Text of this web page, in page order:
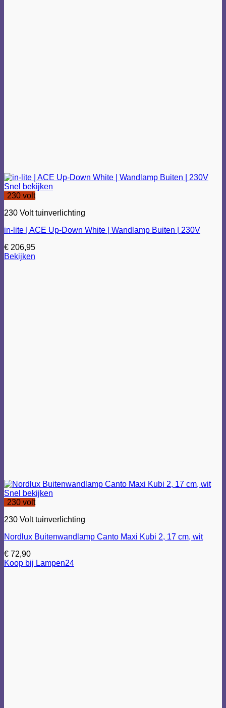
Snel bekijken
230 volt
230 Volt tuinverlichting
in-lite | ACE Up-Down White | Wandlamp Buiten | 230V
€ 206,95
Bekijken
Snel bekijken
230 volt
230 Volt tuinverlichting
Nordlux Buitenwandlamp Canto Maxi Kubi 2, 17 cm, wit
€ 72,90
Koop bij Lampen24